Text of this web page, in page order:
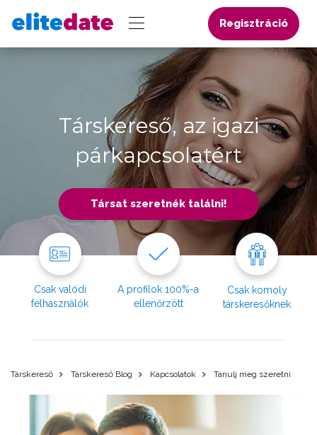
Regisztráció
Társkereső, az igazi
párkapcsolatért
Társat szeretnék találni!
Csak valódi
felhasználók
A profilok 100%-a
ellenőrzött
Csak komoly
társkeresőknek
Társkereső Társkereső Blog Kapcsolatok Tanulj meg szeretni